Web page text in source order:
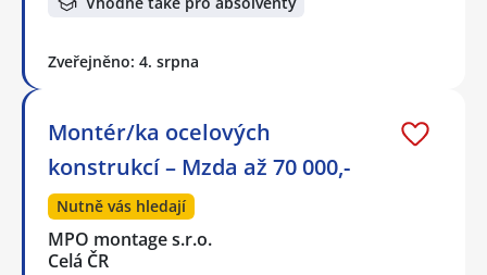
Zveřejněno: 4. srpna
Montér/ka ocelových
konstrukcí – Mzda až 70 000,-
Nutně vás hledají
MPO montage s.r.o.
Celá ČR